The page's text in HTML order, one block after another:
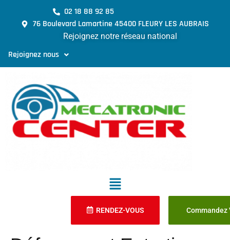
02 18 88 92 85
76 Boulevard Lamartine 45400 FLEURY LES AUBRAIS
Rejoignez notre réseau national
Rejoignez nous
RENDEZ-VOUS Commandez